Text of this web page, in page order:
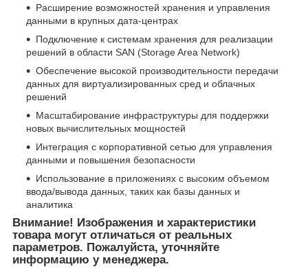
Расширение возможностей хранения и управления
данными в крупных дата-центрах
Подключение к системам хранения для реализации
решений в области SAN (Storage Area Network)
Обеспечение высокой производительности передачи
данных для виртуализированных сред и облачных
решений
Масштабирование инфраструктуры для поддержки
новых вычислительных мощностей
Интеграция с корпоративной сетью для управления
данными и повышения безопасности
Использование в приложениях с высоким объемом
ввода/вывода данных, таких как базы данных и
аналитика
Внимание! Изображения и характеристики
товара могут отличаться от реальных
параметров. Пожалуйста, уточняйте
информацию у менеджера.